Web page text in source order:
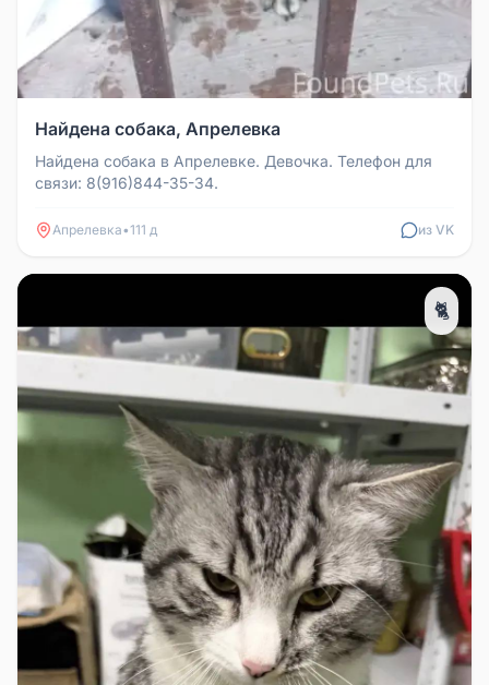
Найдена собака, Апрелевка
Найдена собака в Апрелевке. Девочка. Телефон для
связи: 8(916)844-35-34.
Апрелевка•111 д из VK
🐈